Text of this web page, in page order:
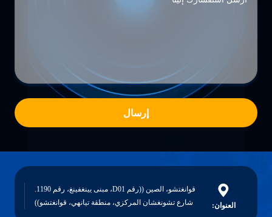
إرسال
العنوان:
قوانغتشو، الصين ((رقم D01، مبنى يينغفينغ، رقم 1190.
شارع تشونغشان المركزي، منطقة تيانهي، قوانغتشو))